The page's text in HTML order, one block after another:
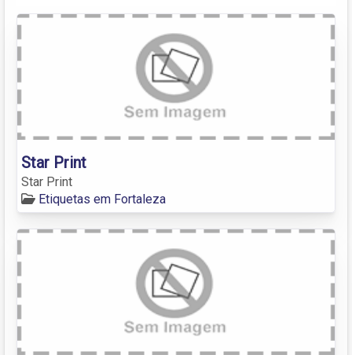
Star Print
Star Print
Etiquetas em Fortaleza